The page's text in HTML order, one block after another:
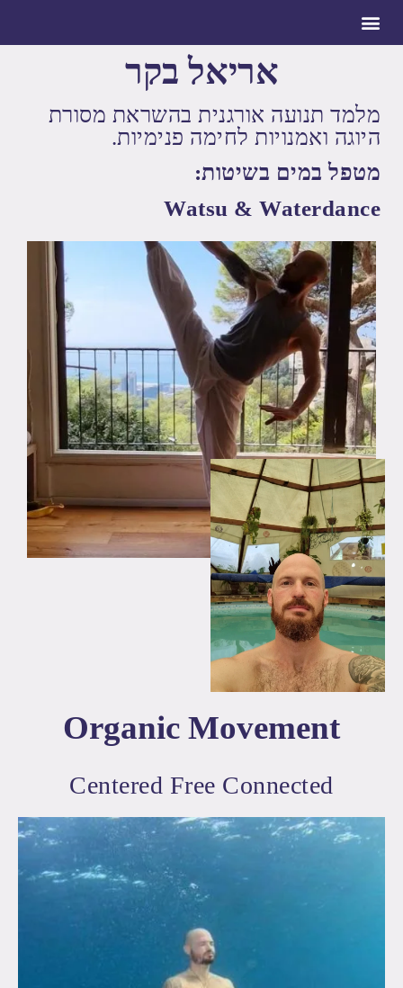
אריאל בקר
מלמד תנועה אורגנית בהשראת מסורת
היוגה ואמנויות לחימה פנימיות.
מטפל במים בשיטות:
Watsu & Waterdance
Organic Movement
Centered Free Connected